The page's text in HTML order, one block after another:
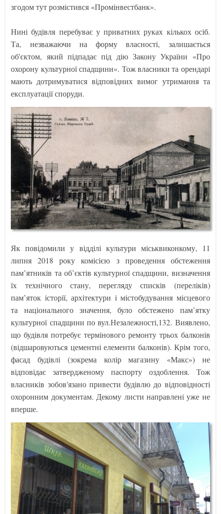
згодом тут розмістився «Промінвестбанк».
Нині будівля перебуває у приватних руках кількох осіб.
Та, незважаючи на форму власності, залишається
об'єктом, який підпадає під дію Закону України «Про
охорону культурної спадщини». Тож власники та орендарі
мають дотримуватися відповідних вимог утримання та
експлуатації споруди.
Як повідомили у відділі культури міськвиконкому, 11
липня 2018 року комісією з проведення обстеження
пам’ятників та об’єктів культурної спадщини, визначення
їх технічного стану, перегляду списків (переліків)
пам’яток історії, архітектури і містобудування місцевого
та національного значення, було обстежено пам’ятку
культурної спадщини по вул.Незалежності,132. Виявлено,
що будівля потребує термінового ремонту трьох балконів
(відшаровуються цементні елементи балконів). Крім того,
фасад будівлі (зокрема колір магазину «Макс») не
відповідає затвердженому паспорту оздоблення. Тож
власників зобов'язано привести будівлю до відповідності
охоронним документам. Декому листи направлені уже не
вперше.